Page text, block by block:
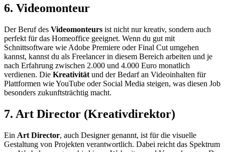
6. Videomonteur
Der Beruf des Videomonteurs ist nicht nur kreativ, sondern auch
perfekt für das Homeoffice geeignet. Wenn du gut mit
Schnittsoftware wie Adobe Premiere oder Final Cut umgehen
kannst, kannst du als Freelancer in diesem Bereich arbeiten und je
nach Erfahrung zwischen 2.000 und 4.000 Euro monatlich
verdienen. Die Kreativität und der Bedarf an Videoinhalten für
Plattformen wie YouTube oder Social Media steigen, was diesen Job
besonders zukunftsträchtig macht.
7. Art Director (Kreativdirektor)
Ein Art Director, auch Designer genannt, ist für die visuelle
Gestaltung von Projekten verantwortlich. Dabei reicht das Spektrum